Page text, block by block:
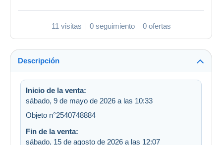
11 visitas 0 seguimiento 0 ofertas
Descripción
Inicio de la venta:
sábado, 9 de mayo de 2026 a las 10:33
Objeto n°2540748884
Fin de la venta:
sábado, 15 de agosto de 2026 a las 12:07